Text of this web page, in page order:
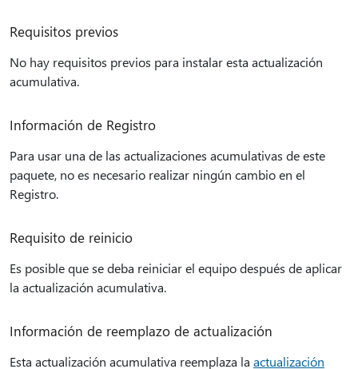
Requisitos previos
No hay requisitos previos para instalar esta actualización
acumulativa.
Información de Registro
Para usar una de las actualizaciones acumulativas de este
paquete, no es necesario realizar ningún cambio en el
Registro.
Requisito de reinicio
Es posible que se deba reiniciar el equipo después de aplicar
la actualización acumulativa.
Información de reemplazo de actualización
Esta actualización acumulativa reemplaza la actualización